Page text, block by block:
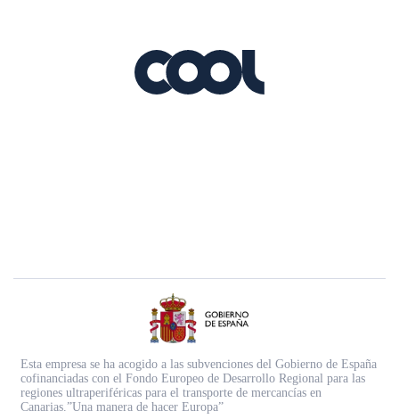
Esta empresa se ha acogido a las subvenciones del Gobierno de España
cofinanciadas con el Fondo Europeo de Desarrollo Regional para las
regiones ultraperiféricas para el transporte de mercancías en
Canarias.”Una manera de hacer Europa”